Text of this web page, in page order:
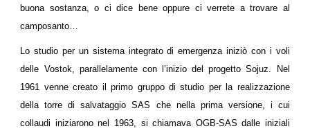
buona sostanza, o ci dice bene oppure ci verrete a trovare al
camposanto…
Lo studio per un sistema integrato di emergenza iniziò con i voli
delle Vostok, parallelamente con l’inizio del progetto Sojuz. Nel
1961 venne creato il primo gruppo di studio per la realizzazione
della torre di salvataggio SAS che nella prima versione, i cui
collaudi iniziarono nel 1963, si chiamava OGB-SAS dalle iniziali